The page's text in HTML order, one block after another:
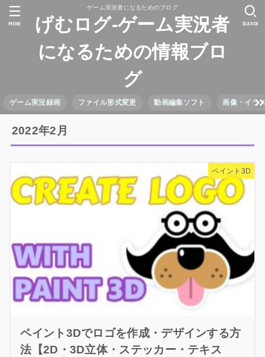
ゲーム実況者になるためのブログ
げむログ-ゲーム実況者
になるための情報ブロ
グ
ゲーム実況録画 ファイル形式変更 動画編集ソフト 画像・イラ
SEARCH
MENU
2022年2月
ペイント3D
ペイント3Dでロゴを作成・デザインする方
法【2D・3D立体・ステッカー・テキス